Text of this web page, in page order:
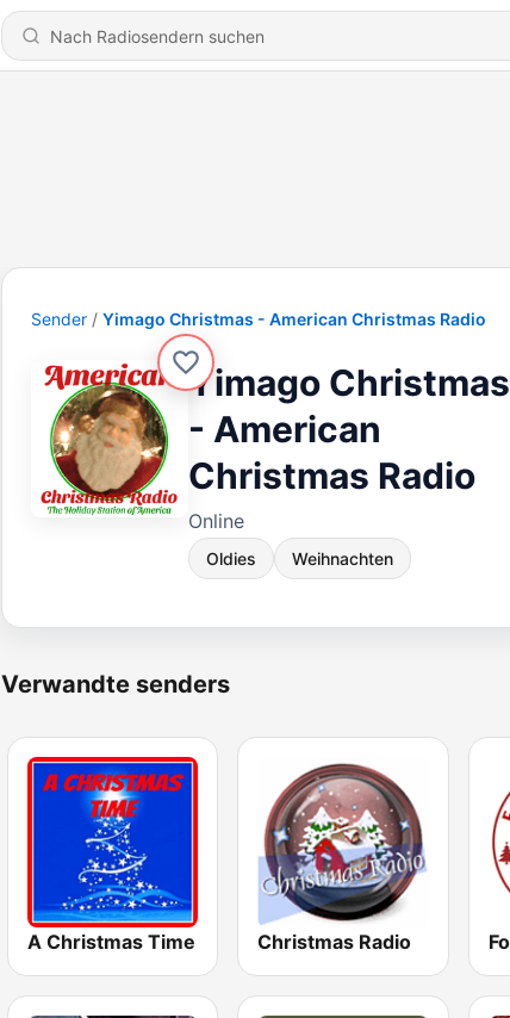
Sender Yimago Christmas - American Christmas Radio
Yimago Christmas
- American
Christmas Radio
Online
Oldies Weihnachten
Verwandte senders
A Christmas Time Christmas Radio